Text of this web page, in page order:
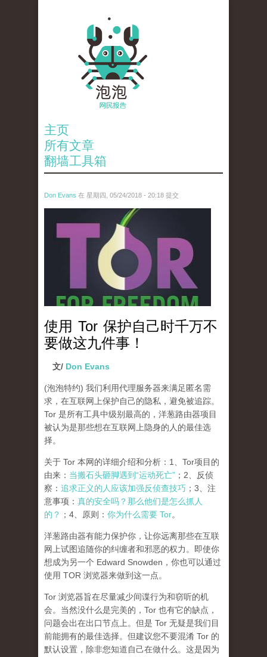
主页
所有文章
翻墙工具箱
Don Evans 在 星期四, 05/24/2018 - 20:18 提交
wechatimg1098.jpeg
使用 Tor 保护自己时千万不
要做这九件事！
文/ Don Evans
(泡泡特约) 我们利用代理服务器来满足匿名需
求，在互联网上保护自己的隐私，避免被追踪。
Tor 是所有工具中级别最高的，洋葱路由器项目
被认为是那些想在互联网上隐身的人的最佳选
择。
关于 Tor 本网的详细介绍和分析：1、Tor项目的
由来： 当搬石头砸脚遇到“运动死亡” ；2、反侦
察： 追求正义的人应该加强反侦查技巧 ；3、注
意事项： 真的安全吗？那么他们是怎么抓人
的？ ；4、原则： 你为什么需要 Tor。
洋葱路由器有能力保护你，让你远离那些在互联
网上试图追随你的纠缠者和邪恶的权力。即使你
想成为另一个 Edward Snowden，你也可以通过
使用 TOR 浏览器来做到这一点。
Tor 浏览器旨在尽量减少间谍行为和窃听的机
会。当然没什么是完美的，Tor 也有它的缺点，
问题会出在出口节点上。但是 Tor 无疑是我们目
前能拥有的最佳选择。但建议您不要混淆 Tor 的
默认设置，除非您知道自己在做什么。这是因为